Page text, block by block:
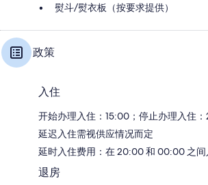
熨斗/熨衣板（按要求提供）
政策
入住
开始办理入住：15:00；停止办理入住
延迟入住需视供应情况而定
延时入住费用：在 20:00 和 00:00 之间
退房